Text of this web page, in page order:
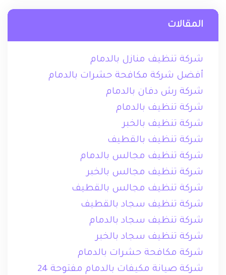
المقالات
شركة تنظيف منازل بالدمام
أفضل شركة مكافحة حشرات بالدمام
شركة رش دفان بالدمام
شركة تنظيف بالدمام
شركة تنظيف بالخبر
شركة تنظيف بالقطيف
شركة تنظيف مجالس بالدمام
شركة تنظيف مجالس بالخبر
شركة تنظيف مجالس بالقطيف
شركة تنظيف سجاد بالقطيف
شركة تنظيف سجاد بالدمام
شركة تنظيف سجاد بالخبر
شركة مكافحة حشرات بالدمام
شركة صيانة مكيفات بالدمام مفتوحة 24